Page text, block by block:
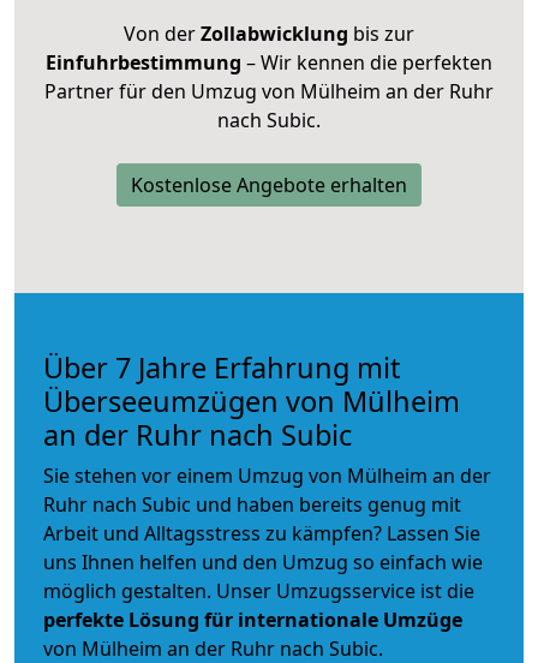
Von derZollabwicklung bis zur
Einfuhrbestimmung – Wir kennen die perfekten
Partner für den Umzug von Mülheim an der Ruhr
nach Subic.
Kostenlose Angebote erhalten
Über 7 Jahre Erfahrung mit
Überseeumzügen von Mülheim
an der Ruhr nach Subic
Sie stehen vor einem Umzug von Mülheim an der
Ruhr nach Subic und haben bereits genug mit
Arbeit und Alltagsstress zu kämpfen? Lassen Sie
uns Ihnen helfen und den Umzug so einfach wie
möglich gestalten. Unser Umzugsservice ist die
perfekte Lösung für internationale Umzüge
von Mülheim an der Ruhr nach Subic.